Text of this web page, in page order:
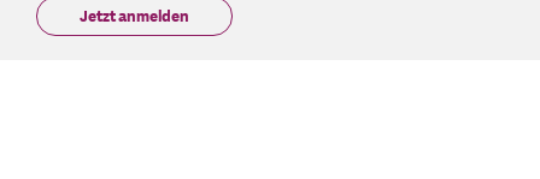
Jetzt anmelden